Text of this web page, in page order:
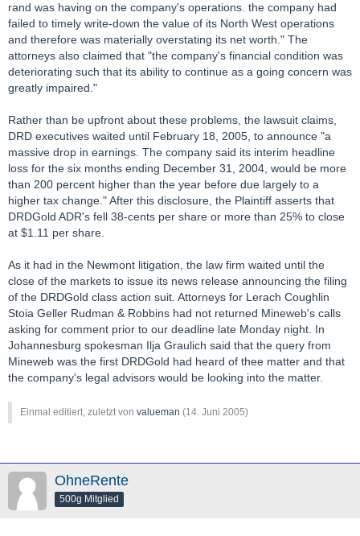
rand was having on the company's operations. the company had
failed to timely write-down the value of its North West operations
and therefore was materially overstating its net worth." The
attorneys also claimed that "the company's financial condition was
deteriorating such that its ability to continue as a going concern was
greatly impaired."
Rather than be upfront about these problems, the lawsuit claims,
DRD executives waited until February 18, 2005, to announce "a
massive drop in earnings. The company said its interim headline
loss for the six months ending December 31, 2004, would be more
than 200 percent higher than the year before due largely to a
higher tax change." After this disclosure, the Plaintiff asserts that
DRDGold ADR's fell 38-cents per share or more than 25% to close
at $1.11 per share.
As it had in the Newmont litigation, the law firm waited until the
close of the markets to issue its news release announcing the filing
of the DRDGold class action suit. Attorneys for Lerach Coughlin
Stoia Geller Rudman & Robbins had not returned Mineweb's calls
asking for comment prior to our deadline late Monday night. In
Johannesburg spokesman Ilja Graulich said that the query from
Mineweb was the first DRDGold had heard of thee matter and that
the company's legal advisors would be looking into the matter.
Einmal editiert, zuletzt von valueman (14. Juni 2005)
OhneRente
500g Mitglied